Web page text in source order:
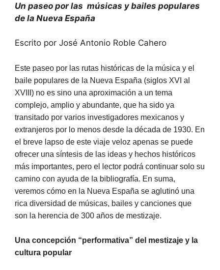
Un paseo por las músicas y bailes populares
de la Nueva España
Escrito por José Antonio Roble Cahero
Este paseo por las rutas históricas de la música y el
baile populares de la Nueva España (siglos XVI al
XVIII) no es sino una aproximación a un tema
complejo, amplio y abundante, que ha sido ya
transitado por varios investigadores mexicanos y
extranjeros por lo menos desde la década de 1930. En
el breve lapso de este viaje veloz apenas se puede
ofrecer una síntesis de las ideas y hechos históricos
más importantes, pero el lector podrá continuar solo su
camino con ayuda de la bibliografía. En suma,
veremos cómo en la Nueva España se aglutinó una
rica diversidad de músicas, bailes y canciones que
son la herencia de 300 años de mestizaje.
Una concepción “performativa” del mestizaje y la
cultura popular